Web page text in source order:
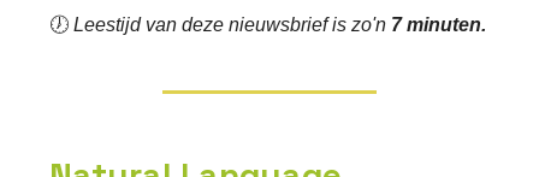
🕖 Leestijd van deze nieuwsbrief is zo'n 7 minuten.